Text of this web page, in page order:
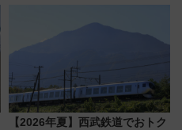
【2026年夏】西武鉄道でおトク